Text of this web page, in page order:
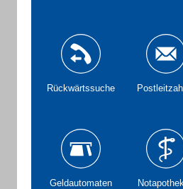
Rückwärtssuche
Geldautomaten